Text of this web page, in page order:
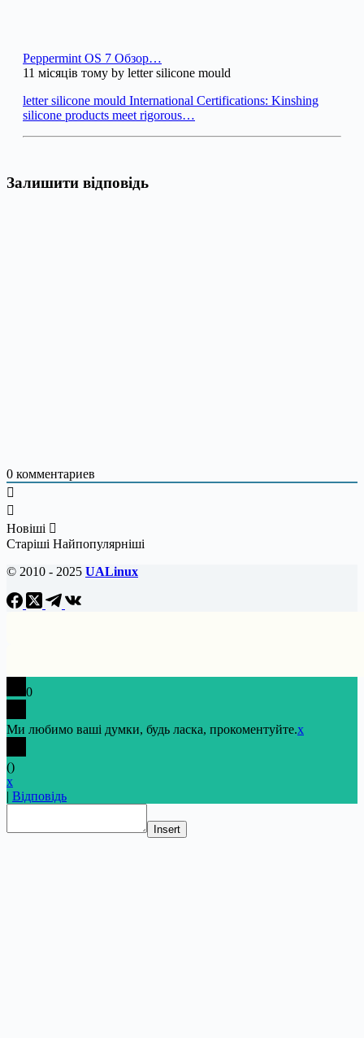
Peppermint OS 7 Обзор…
11 місяців тому by letter silicone mould
letter silicone mould International Certifications: Kinshing
silicone products meet rigorous…
Залишити відповідь
0 комментариев
Новіші
Старіші Найпопулярніші
© 2010 - 2025 UALinux
0
Ми любимо ваші думки, будь ласка, прокоментуйте.x
()
x
| Відповідь
Insert